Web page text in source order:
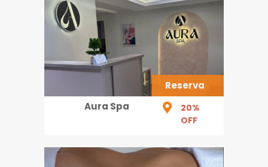
Reserva
Aura Spa
20%
OFF